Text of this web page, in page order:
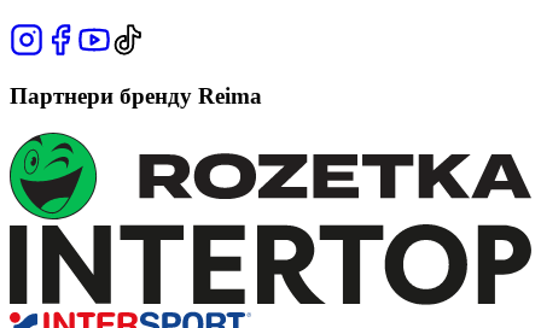
Партнери бренду Reima